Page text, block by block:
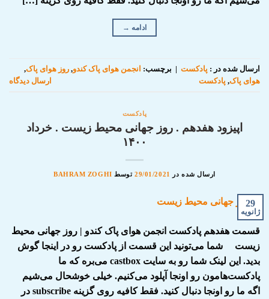
ادامه →
ارسال شده در : پادکست | برچسب: انجمن هوای پاک کندو, روز هوای پاک,
هوای پاک, پادکست ارسال دیدگاه
پادکست
اپیزود هفدهم . روز جهانی محیط زیست . خرداد
۱۴۰۰
ارسال شده در 29/01/2021 توسط BAHRAM ZOGHI
29
ژانویه
قسمت هفدهم پادکست انجمن هوای پاک کندو | روز جهانی محیط
زیست شما می‌تونید این قسمت از پادکست رو در اینجا گوش
بدید. این لینک شما رو به سایت castbox می‌بره که ما
پادکست‌هامون رو اونجا آپلود می‌کنیم. خیلی خوشحال می‌شیم
اگه ما رو اونجا دنبال کنید. فقط کافیه روی گزینه subscribe در